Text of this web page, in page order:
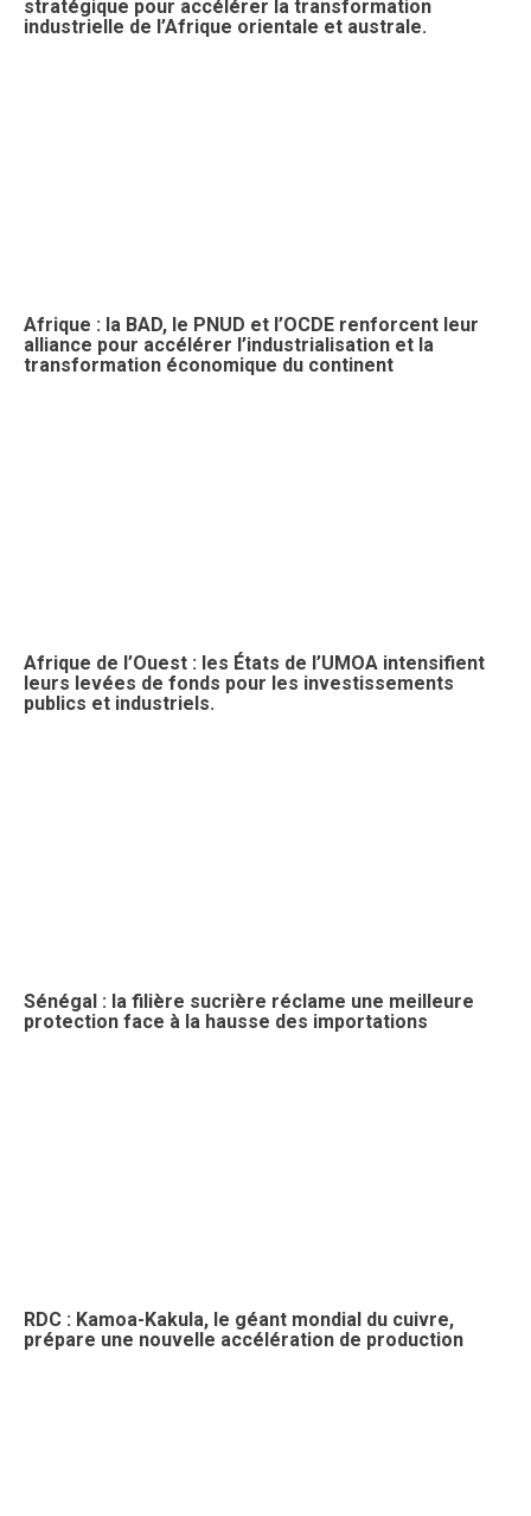
stratégique pour accélérer la transformation
industrielle de l’Afrique orientale et australe.
Afrique : la BAD, le PNUD et l’OCDE renforcent leur
alliance pour accélérer l’industrialisation et la
transformation économique du continent
Afrique de l’Ouest : les États de l’UMOA intensifient
leurs levées de fonds pour les investissements
publics et industriels.
Sénégal : la filière sucrière réclame une meilleure
protection face à la hausse des importations
RDC : Kamoa-Kakula, le géant mondial du cuivre,
prépare une nouvelle accélération de production